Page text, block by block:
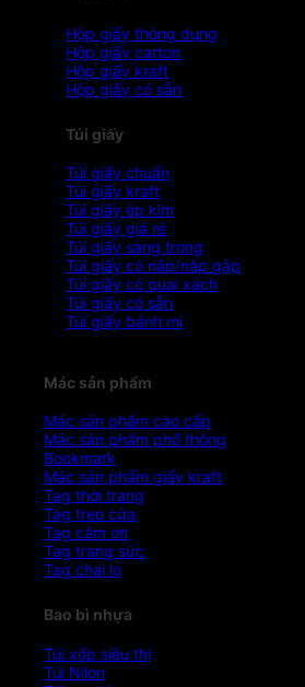
Hộp giấy thông dụng
Hộp giấy carton
Hộp giấy kraft
Hộp giấy có sẵn
Túi giấy
Túi giấy chuẩn
Túi giấy kraft
Túi giấy ép kim
Túi giấy giá rẻ
Túi giấy sang trọng
Túi giấy có nắp/nắp gập
Túi giấy có quai xách
Túi giấy có sẵn
Túi giấy bánh mì
Mác sản phẩm
Mác sản phẩm cao cấp
Mác sản phẩm phổ thông
Bookmark
Mác sản phẩm giấy kraft
Tag thời trang
Tag treo cửa
Tag cảm ơn
Tag trang sức
Tag chai lọ
Bao bì nhựa
Túi xốp siêu thị
Túi Nilon